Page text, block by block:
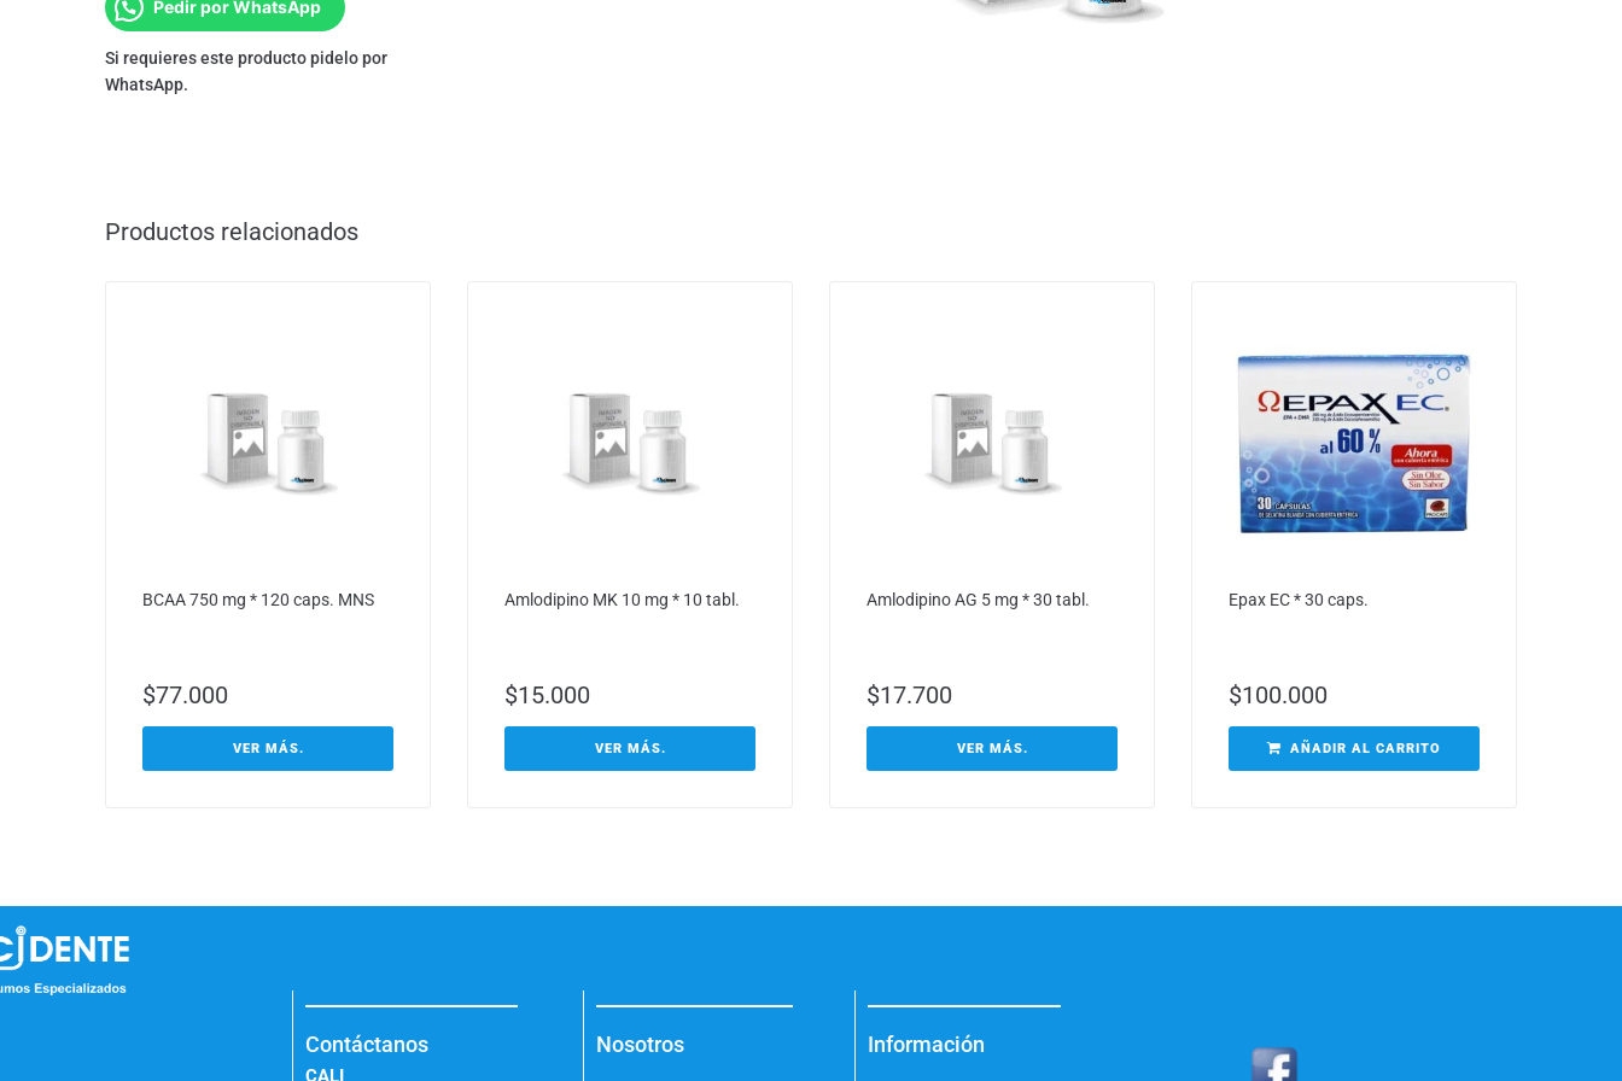
Pedir por WhatsApp
Si requieres este producto pidelo por
WhatsApp.
Productos relacionados
BCAA 750 mg * 120 caps. MNS
$77.000
VER MÁS.
Amlodipino MK 10 mg * 10 tabl.
$15.000
VER MÁS.
Amlodipino AG 5 mg * 30 tabl.
$17.700
VER MÁS.
Epax EC * 30 caps.
$100.000
AÑADIR AL CARRITO
Contáctanos
CALI
Nosotros Información